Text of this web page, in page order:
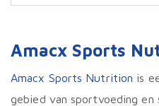
Amacx Sports
Amacx Sports Nutrition is
gebied van sportvoeding en